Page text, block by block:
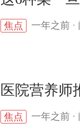
焦点 一年之前 ·
医院营养师
焦点 一年之前 ·